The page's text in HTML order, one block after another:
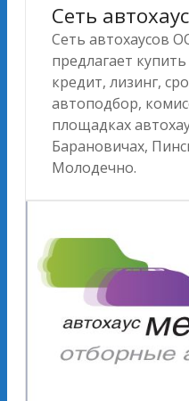
Сеть
Сеть автохаусов
предлагает
кредит, лизинг,
автоподбор,
площадках
Барановичах,
Молодечно.